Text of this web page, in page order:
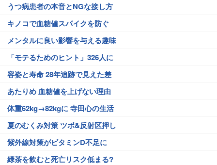
うつ病患者の本音とNGな接し方
キノコで血糖値スパイクを防ぐ
メンタルに良い影響を与える趣味
「モテるためのヒント」326人に
容姿と寿命 28年追跡で見えた差
あたりめ 血糖値を上げない理由
体重62kg→82kgに 寺田心の生活
夏のむくみ対策 ツボ&反射区押し
紫外線対策がビタミンD不足に
緑茶を飲むと死亡リスク低まる?